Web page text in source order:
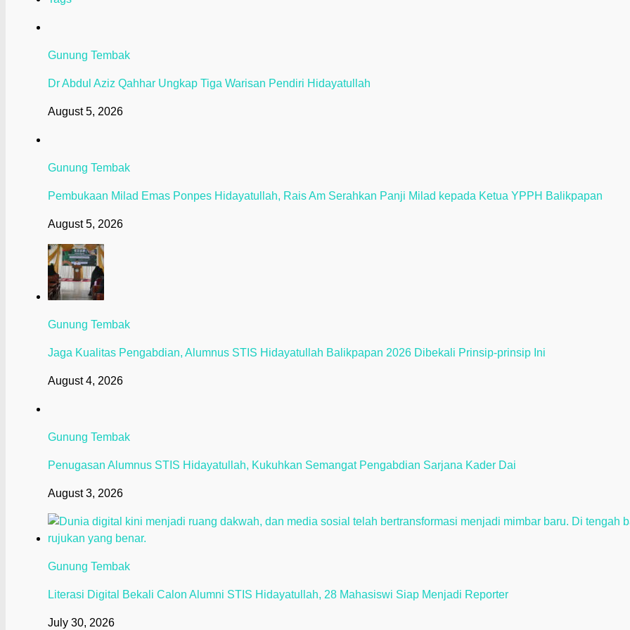
Gunung Tembak
Dr Abdul Aziz Qahhar Ungkap Tiga Warisan Pendiri Hidayatullah
August 5, 2026
Gunung Tembak
Pembukaan Milad Emas Ponpes Hidayatullah, Rais Am Serahkan Panji Milad kepada Ketua YPPH Balikpapan
August 5, 2026
Gunung Tembak
Jaga Kualitas Pengabdian, Alumnus STIS Hidayatullah Balikpapan 2026 Dibekali Prinsip-prinsip Ini
August 4, 2026
Gunung Tembak
Penugasan Alumnus STIS Hidayatullah, Kukuhkan Semangat Pengabdian Sarjana Kader Dai
August 3, 2026
Gunung Tembak
Literasi Digital Bekali Calon Alumni STIS Hidayatullah, 28 Mahasiswi Siap Menjadi Reporter
July 30, 2026